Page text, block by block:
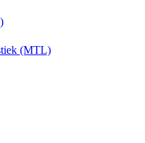
(MTL)